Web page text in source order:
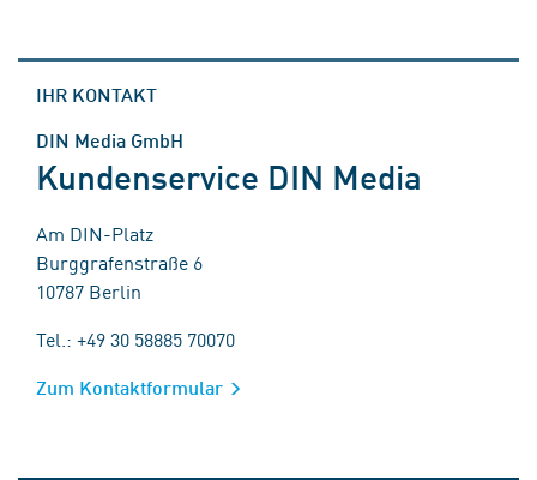
IHR KONTAKT
DIN Media GmbH
Kundenservice DIN Media
Am DIN-Platz
Burggrafenstraße 6
10787 Berlin
Tel.: +49 30 58885 70070
Zum Kontaktformular